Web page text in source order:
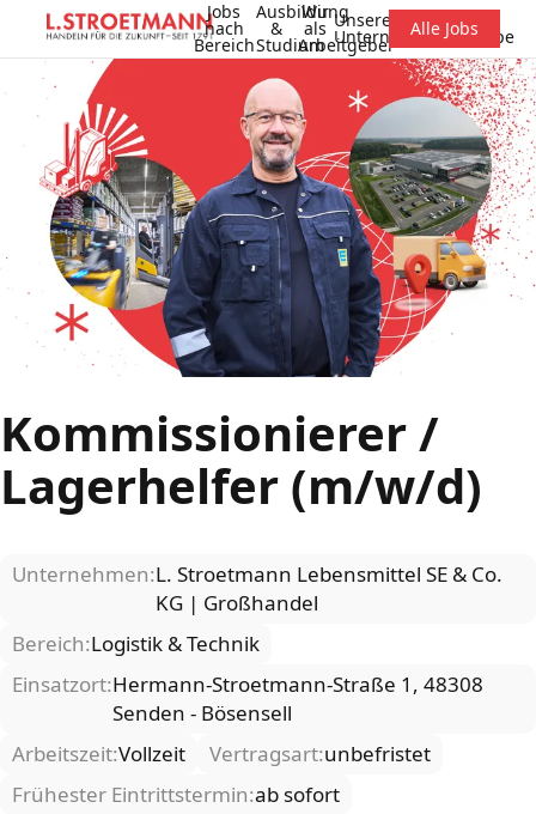
Jobs
nach
Bereich
Ausbildung
&
Studium
Wir
als
Arbeitgeber
Unsere
Unternehmensgruppe
Alle Jobs
Kommissionierer /
Lagerhelfer (m/w/d)
Unternehmen:L. Stroetmann Lebensmittel SE & Co.
KG | Großhandel
Bereich:Logistik & Technik
Einsatzort:Hermann-Stroetmann-Straße 1, 48308
Senden - Bösensell
Arbeitszeit:Vollzeit Vertragsart:unbefristet
Frühester Eintrittstermin:ab sofort